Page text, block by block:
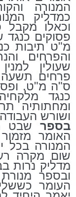
המנורה
כמדליק
וכאלו מקבל
פסוקים כנגד
מ"ט תיבות
והפרחים
שעולין
פרחים
ס"ה מ"ט.
כנגד
ומחתותיה
ושורש
בספר שבט
האומר
המנורה בכל
שום מקרה
מדליק נרות
ובספר
העומר